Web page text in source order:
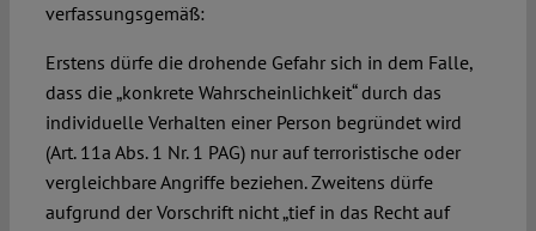
verfassungsgemäß:
Erstens dürfe die drohende Gefahr sich in dem Falle,
dass die „konkrete Wahrscheinlichkeit“ durch das
individuelle Verhalten einer Person begründet wird
(Art. 11a Abs. 1 Nr. 1 PAG) nur auf terroristische oder
vergleichbare Angriffe beziehen. Zweitens dürfe
aufgrund der Vorschrift nicht „tief in das Recht auf